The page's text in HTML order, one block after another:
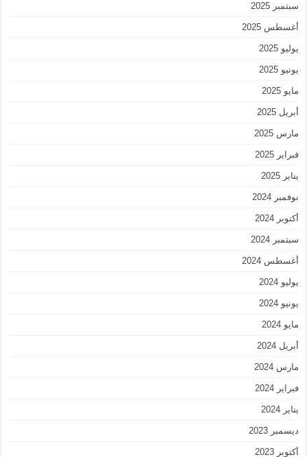
سبتمبر 2025
أغسطس 2025
يوليو 2025
يونيو 2025
مايو 2025
أبريل 2025
مارس 2025
فبراير 2025
يناير 2025
نوفمبر 2024
أكتوبر 2024
سبتمبر 2024
أغسطس 2024
يوليو 2024
يونيو 2024
مايو 2024
أبريل 2024
مارس 2024
فبراير 2024
يناير 2024
ديسمبر 2023
أكتوبر 2023